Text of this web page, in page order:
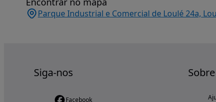
Parque Industrial e Comercial de Loulé 24a,
Siga-nos
Facebook